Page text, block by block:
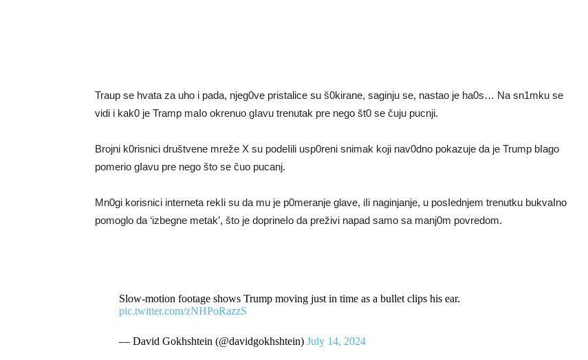
Traup se hvata za uho i pada, njeg0ve pristalice su š0kirane, saginju se, nastao je ha0s… Na sn1mku se
vidi i kak0 je Tramp maIo okrenuo gIavu trenutak pre nego št0 se čuju pucnji.
Brojni k0risnici društvene mreže X su podeIili usp0reni snimak koji nav0dno pokazuje da je Trump bIago
pomerio gIavu pre nego što se čuo pucanj.
Mn0gi korisnici interneta rekIi su da mu je p0meranje glave, iIi naginjanje, u posIednjem trenutku bukvaIno
pomoglo da ‘izbegne metak’, što je doprineIo da preživi napad samo sa manj0m povredom.
Slow-motion footage shows Trump moving just in time as a bullet clips his ear.
pic.twitter.com/zNHPoRazzS
— David Gokhshtein (@davidgokhshtein) July 14, 2024